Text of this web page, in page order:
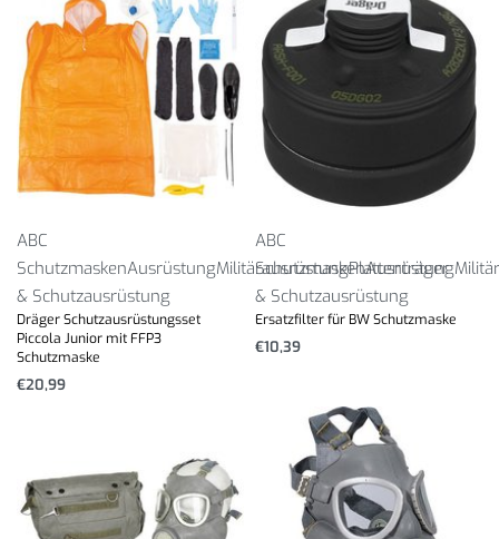
ABC
SchutzmaskenAusrüstungMilitärausrüstungPlattenträger
& Schutzausrüstung
Dräger Schutzausrüstungsset
Piccola Junior mit FFP3
Schutzmaske
€20,99
ABC
SchutzmaskenAusrüstung
& Schutzausrüstung
Ersatzfilter für BW Schutzmaske
€10,39